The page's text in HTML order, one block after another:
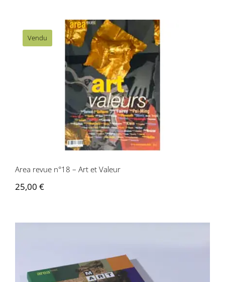
Vendu
Area revue n°18 – Art et Valeur
Area revue n°18 – Art et Valeur
25,00 €